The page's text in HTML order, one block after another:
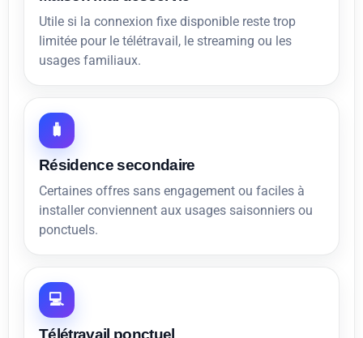
Utile si la connexion fixe disponible reste trop
limitée pour le télétravail, le streaming ou les
usages familiaux.
🧳
Résidence secondaire
Certaines offres sans engagement ou faciles à
installer conviennent aux usages saisonniers ou
ponctuels.
💻
Télétravail ponctuel